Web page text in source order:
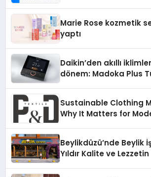
Marie Rose kozmetik
yaptı
Daikin’den akıllı
dönem: Madoka Plus
Sustainable Clothing
Why It Matters for
Beylikdüzü’nde Beylik
Yıldır Kalite ve